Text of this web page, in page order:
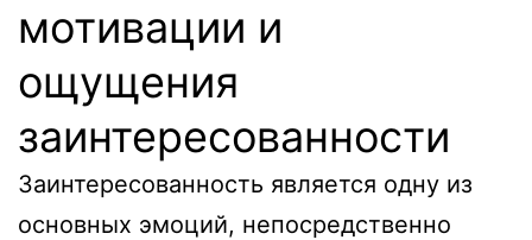
мотивации и
ощущения
заинтересованности
Заинтересованность является одну из
основных эмоций, непосредственно